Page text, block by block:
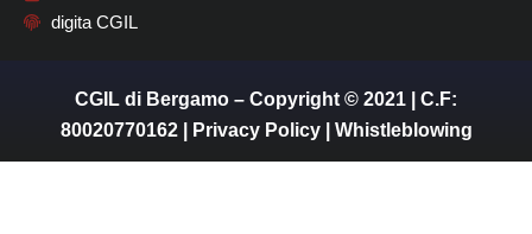
digita CGIL
CGIL di Bergamo – Copyright © 2021 | C.F:
80020770162 |
Privacy Policy| Whistleblowing